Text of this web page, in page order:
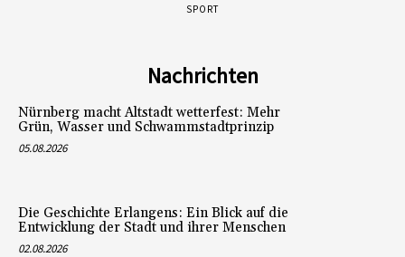
SPORT
Nachrichten
Nürnberg macht Altstadt wetterfest: Mehr
Grün, Wasser und Schwammstadtprinzip
05.08.2026
Die Geschichte Erlangens: Ein Blick auf die
Entwicklung der Stadt und ihrer Menschen
02.08.2026